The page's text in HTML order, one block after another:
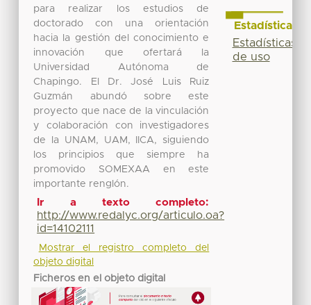
para realizar los estudios de
doctorado con una orientación
hacia la gestión del conocimiento e
innovación que ofertará la
Universidad Autónoma de
Chapingo. El Dr. José Luis Ruiz
Guzmán abundó sobre este
proyecto que nace de la vinculación
y colaboración con investigadores
de la UNAM, UAM, IICA, siguiendo
los principios que siempre ha
promovido SOMEXAA en este
importante renglón.
Ir a texto completo:
http://www.redalyc.org/articulo.oa?
id=14102111
Mostrar el registro completo del
objeto digital
Ficheros en el objeto digital
Estadísticas
Estadísticas
de uso